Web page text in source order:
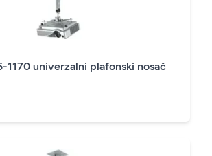
1170 univerzalni plafonski nosač